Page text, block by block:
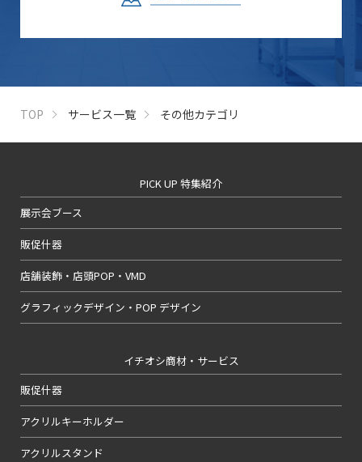
TOP サービス一覧 その他カテゴリ
PICK UP 特集紹介
展示会ブース
販促什器
店舗装飾・店頭POP・VMD
グラフィックデザイン・POP デザイン
イチオシ商材・サービス
販促什器
アクリルキーホルダー
アクリルスタンド